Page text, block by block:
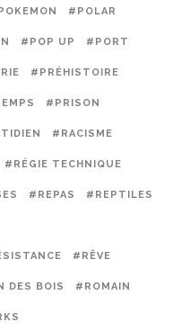
#POLAR
#POP UP #PORT
#PRÉHISTOIRE
#PRISON
#RACISME
#RÉGIE TECHNIQUE
#REPAS #REPTILES
#RÊVE
DES BOIS #ROMAIN